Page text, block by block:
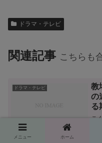
ドラマ・テレビ
関連記事 こちらも
ドラマ・テレビ
教
の
る
こ
メニュー ホーム